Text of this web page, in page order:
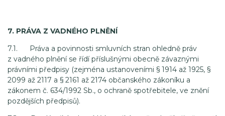
7. PRÁVA Z VADNÉHO PLNĚNÍ
7.1. Práva a povinnosti smluvních stran ohledně práv
z vadného plnění se řídí příslušnými obecně závaznými
právními předpisy (zejména ustanoveními § 1914 až 1925, §
2099 až 2117 a § 2161 až 2174 občanského zákoníku a
zákonem č. 634/1992 Sb., o ochraně spotřebitele, ve znění
pozdějších předpisů).